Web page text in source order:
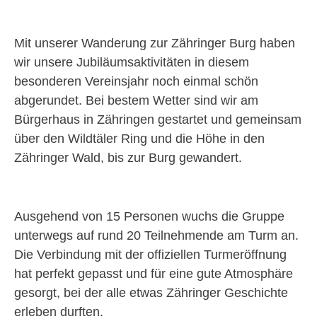
Mit unserer Wanderung zur Zähringer Burg haben
wir unsere Jubiläumsaktivitäten in diesem
besonderen Vereinsjahr noch einmal schön
abgerundet. Bei bestem Wetter sind wir am
Bürgerhaus in Zähringen gestartet und gemeinsam
über den Wildtäler Ring und die Höhe in den
Zähringer Wald, bis zur Burg gewandert.
Ausgehend von 15 Personen wuchs die Gruppe
unterwegs auf rund 20 Teilnehmende am Turm an.
Die Verbindung mit der offiziellen Turmeröffnung
hat perfekt gepasst und für eine gute Atmosphäre
gesorgt, bei der alle etwas Zähringer Geschichte
erleben durften.